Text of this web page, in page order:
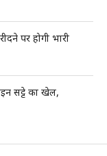
पर होगी भारी
सट्टे का खेल,